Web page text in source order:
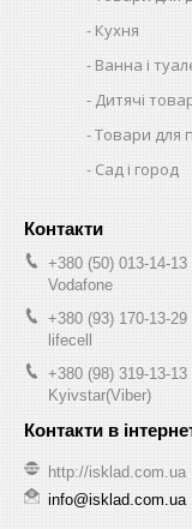
Кухня
Ванна і
Дитячі
Товари для
Сад і город
+380 (50) 013-14-13
Vodafone
+380 (93) 170-13-29
lifecell
+380 (98) 319-13-13
Kyivstar(Viber)
http://isklad.com.ua
info@isklad.com.ua